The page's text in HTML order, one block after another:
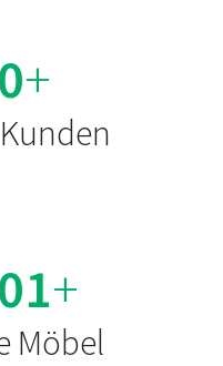
+
+
Möbel